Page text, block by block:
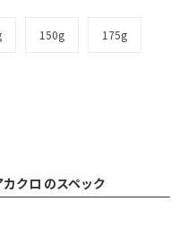
150g 175g
クロ のスペック